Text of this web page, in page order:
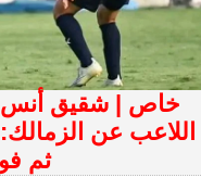
خاص | شقيق أنس
اللاعب عن
ثم